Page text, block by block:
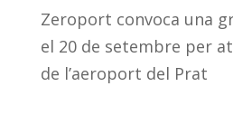
Zeroport convoca una
el 20 de setembre per
de l’aeroport del Prat